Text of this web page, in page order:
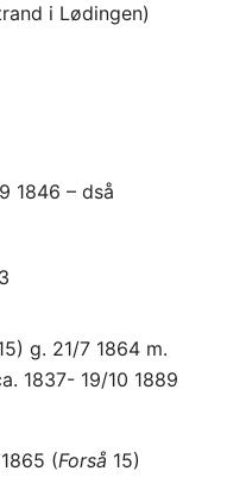
i Lødingen)
1846 – dså
g. 21/7 1864 m.
1837- 19/10 1889
(Forså 15)